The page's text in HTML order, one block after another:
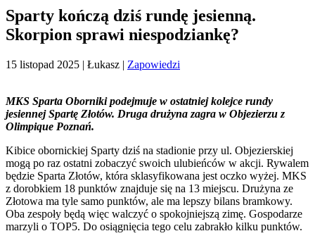
Sparty kończą dziś rundę jesienną.
Skorpion sprawi niespodziankę?
15 listopad 2025 | Łukasz | Zapowiedzi
MKS Sparta Oborniki podejmuje w ostatniej kolejce rundy
jesiennej Spartę Złotów. Druga drużyna zagra w Objezierzu z
Olimpique Poznań.
Kibice obornickiej Sparty dziś na stadionie przy ul. Objezierskiej
mogą po raz ostatni zobaczyć swoich ulubieńców w akcji. Rywalem
będzie Sparta Złotów, która sklasyfikowana jest oczko wyżej. MKS
z dorobkiem 18 punktów znajduje się na 13 miejscu. Drużyna ze
Złotowa ma tyle samo punktów, ale ma lepszy bilans bramkowy.
Oba zespoły będą więc walczyć o spokojniejszą zimę. Gospodarze
marzyli o TOP5. Do osiągnięcia tego celu zabrakło kilku punktów.